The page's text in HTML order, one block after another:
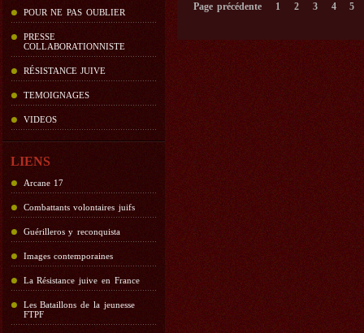
POUR NE PAS OUBLIER
PRESSE
COLLABORATIONNISTE
RÉSISTANCE JUIVE
TEMOIGNAGES
VIDEOS
LIENS
Arcane 17
Combattants volontaires juifs
Guérilleros y reconquista
Images contemporaines
La Résistance juive en France
Les Bataillons de la jeunesse
FTPF
Page précédente 1 2 3 4 5